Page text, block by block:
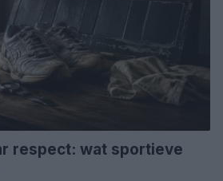
respect: wat sportieve